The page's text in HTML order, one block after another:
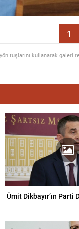
1
tuşlarını kullanarak galeri
Ümit Dikbayır’ın Parti